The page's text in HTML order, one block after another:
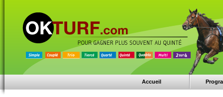
Accueil